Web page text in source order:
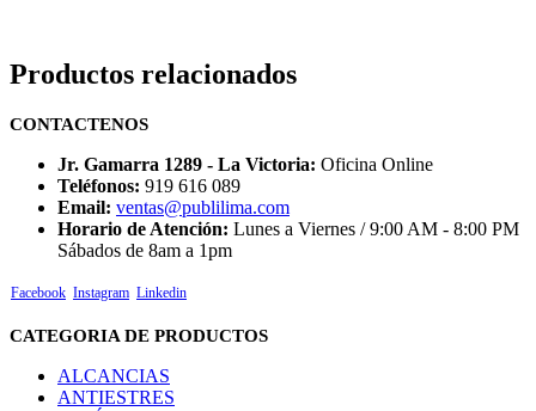
Productos relacionados
CONTACTENOS
Jr. Gamarra 1289 - La Victoria: Oficina Online
Teléfonos: 919 616 089
Email: ventas@publilima.com
Horario de Atención: Lunes a Viernes / 9:00 AM - 8:00 PM
Sábados de 8am a 1pm
Facebook Instagram Linkedin
CATEGORIA DE PRODUCTOS
ALCANCIAS
ANTIESTRES